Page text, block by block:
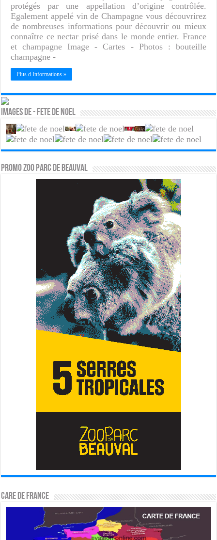
protégés par une appellation d’origine contrôlée.
Egalement appelé vin de Champagne vous découvrirez
de nombreuses informations pour découvrir ou mieux
connaître ce nectar prisé dans le monde entier. France
et champagne Image - Cartes - Photos : bouteille
champagne -
Plus d Informations »
Images de - Fete de noel
PROMO ZOO PARC DE BEAUVAL
CARE DE FRANCE